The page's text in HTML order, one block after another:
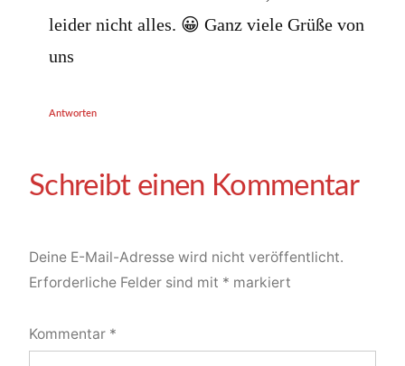
leider nicht alles. 😀 Ganz viele Grüße von
uns
Antworten
Deine E-Mail-Adresse wird nicht veröffentlicht.
Erforderliche Felder sind mit * markiert
Kommentar *